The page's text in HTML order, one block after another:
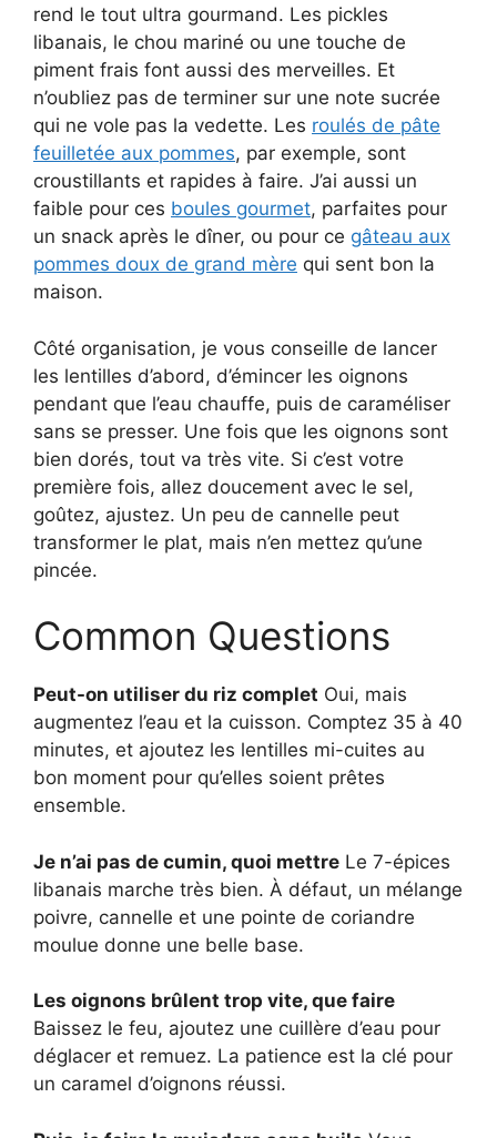
rend le tout ultra gourmand. Les pickles
libanais, le chou mariné ou une touche de
piment frais font aussi des merveilles. Et
n’oubliez pas de terminer sur une note sucrée
qui ne vole pas la vedette. Les roulés de pâte
feuilletée aux pommes, par exemple, sont
croustillants et rapides à faire. J’ai aussi un
faible pour ces boules gourmet, parfaites pour
un snack après le dîner, ou pour ce gâteau aux
pommes doux de grand mère qui sent bon la
maison.
Côté organisation, je vous conseille de lancer
les lentilles d’abord, d’émincer les oignons
pendant que l’eau chauffe, puis de caraméliser
sans se presser. Une fois que les oignons sont
bien dorés, tout va très vite. Si c’est votre
première fois, allez doucement avec le sel,
goûtez, ajustez. Un peu de cannelle peut
transformer le plat, mais n’en mettez qu’une
pincée.
Common Questions
Peut-on utiliser du riz complet Oui, mais
augmentez l’eau et la cuisson. Comptez 35 à 40
minutes, et ajoutez les lentilles mi-cuites au
bon moment pour qu’elles soient prêtes
ensemble.
Je n’ai pas de cumin, quoi mettre Le 7-épices
libanais marche très bien. À défaut, un mélange
poivre, cannelle et une pointe de coriandre
moulue donne une belle base.
Les oignons brûlent trop vite, que faire
Baissez le feu, ajoutez une cuillère d’eau pour
déglacer et remuez. La patience est la clé pour
un caramel d’oignons réussi.